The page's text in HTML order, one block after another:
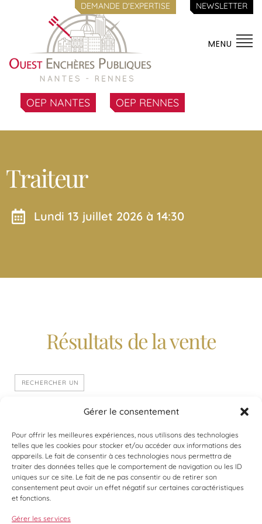
Gérer le consentement
Pour offrir les meilleures expériences, nous utilisons des technologies
telles que les cookies pour stocker et/ou accéder aux informations des
appareils. Le fait de consentir à ces technologies nous permettra de
traiter des données telles que le comportement de navigation ou les ID
uniques sur ce site. Le fait de ne pas consentir ou de retirer son
consentement peut avoir un effet négatif sur certaines caractéristiques
et fonctions.
Gérer les services
DEMANDE D'EXPERTISE NEWSLETTER
MENU
OEP NANTES OEP RENNES
Traiteur
lundi 13 juillet 2026 à 14:30
Résultats de la vente
Vente en préparation